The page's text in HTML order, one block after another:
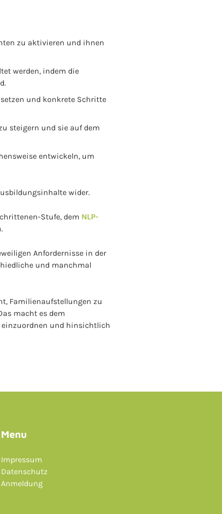
zu aktivieren und ihnen
werden, indem die
und konkrete Schritte
steigern und sie auf dem
entwickeln, um
wider.
Stufe, dem NLP-
Anfordernisse in der
und manchmal
Familienaufstellungen zu
macht es dem
einzuordnen und hinsichtlich
Menu
Impressum
Datenschutz
Anmeldung